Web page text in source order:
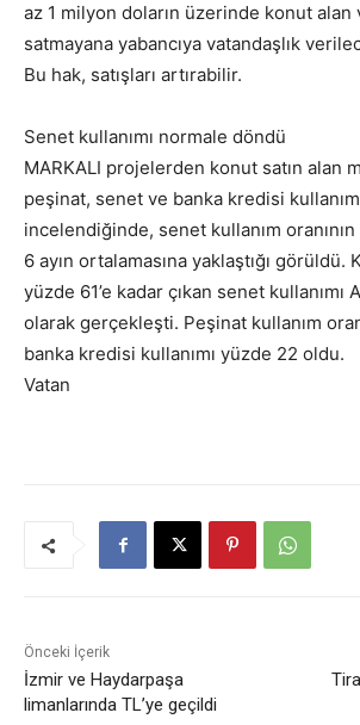
az 1 milyon doların üzerinde konut alan
satmayana yabancıya vatandaşlık
Bu hak, satışları artırabilir.
Senet kullanımı normale döndü
MARKALI projelerden konut satın alan
peşinat, senet ve banka kredisi
incelendiğinde, senet kullanım oranının
6 ayın ortalamasına yaklaştığı görüldü.
yüzde 61’e kadar çıkan senet kullanımı
olarak gerçekleşti. Peşinat kullanım
banka kredisi kullanımı yüzde 22 oldu.
Vatan
Önceki İçerik
İzmir ve Haydarpaşa
limanlarında TL’ye geçildi